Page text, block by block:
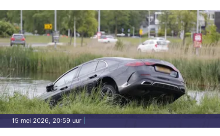
15 mei 2026, 20:59 uur